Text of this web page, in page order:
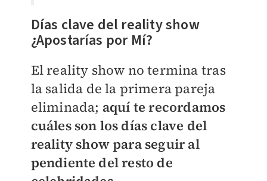
Días clave del reality show
¿Apostarías por Mí?
El reality show no termina tras
la salida de la primera pareja
eliminada; aquí te recordamos
cuáles son los días clave del
reality show para seguir al
pendiente del resto de